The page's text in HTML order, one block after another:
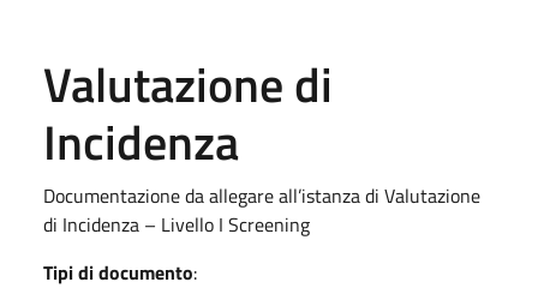
Valutazione di
Incidenza
Documentazione da allegare all’istanza di Valutazione
di Incidenza – Livello I Screening
Tipi di documento: